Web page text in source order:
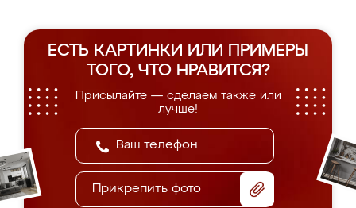
ЕСТЬ КАРТИНКИ ИЛИ ПРИМЕРЫ
ТОГО, ЧТО НРАВИТСЯ?
Присылайте — сделаем также или
лучше!
Прикрепить фото